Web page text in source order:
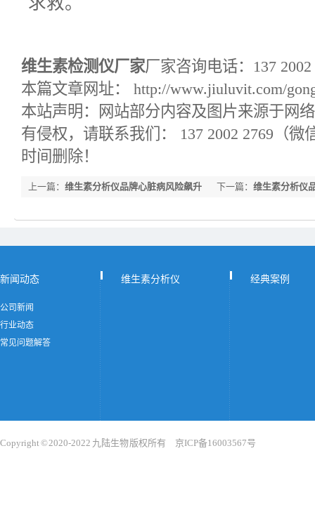
维生素检测仪厂家厂家咨询电话：137
本篇文章网址： http://www.jiuluvit.com/
本站声明：网站部分内容及图片来源于网
有侵权，请联系我们： 137 2002 2769（微
时间删除！
上一篇： 维生素分析仪品牌心脏病风险飙升 下一篇： 维生素分析仪
新闻动态
公司新闻
行业动态
常见问题解答
维生素分析仪 经典案例
Copyright © 2020-2022 九陆生物 版权所有 京ICP备16003567号